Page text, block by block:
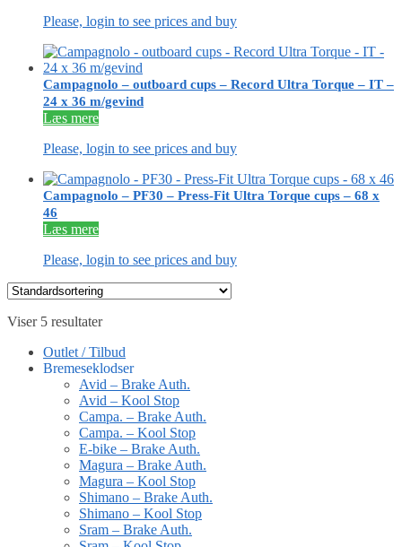
Please, login to see prices and buy
Campagnolo – outboard cups – Record Ultra Torque – IT –
24 x 36 m/gevind
Læs mere
Please, login to see prices and buy
Campagnolo – PF30 – Press-Fit Ultra Torque cups – 68 x
46
Læs mere
Please, login to see prices and buy
Viser 5 resultater
Outlet / Tilbud
Bremeseklodser
Avid – Brake Auth.
Avid – Kool Stop
Campa. – Brake Auth.
Campa. – Kool Stop
E-bike – Brake Auth.
Magura – Brake Auth.
Magura – Kool Stop
Shimano – Brake Auth.
Shimano – Kool Stop
Sram – Brake Auth.